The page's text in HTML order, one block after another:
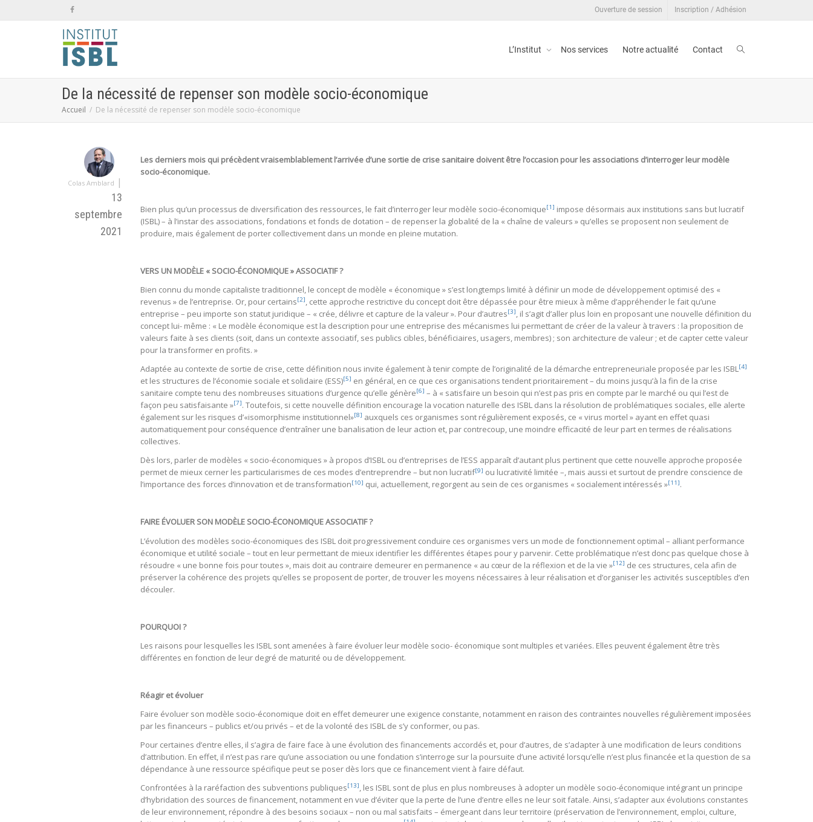
Ouverture de session Inscription / Adhésion
L’Institut Nos services Notre actualité Contact
De la nécessité de repenser son modèle socio-économique
Accueil De la nécessité de repenser son modèle socio-économique
Colas Amblard |
13
septembre
2021
Les derniers mois qui précèdent vraisemblablement l’arrivée d’une sortie de crise sanitaire doivent être l’occasion pour les associations d’interroger leur modèle
socio-économique.
Bien plus qu’un processus de diversification des ressources, le fait d’interroger leur modèle socio-économique[1] impose désormais aux institutions sans but lucratif
(ISBL) – à l’instar des associations, fondations et fonds de dotation – de repenser la globalité de la « chaîne de valeurs » qu’elles se proposent non seulement de
produire, mais également de porter collectivement dans un monde en pleine mutation.
VERS UN MODÈLE « SOCIO-ÉCONOMIQUE » ASSOCIATIF ?
Bien connu du monde capitaliste traditionnel, le concept de modèle « économique » s’est longtemps limité à définir un mode de développement optimisé des «
revenus » de l’entreprise. Or, pour certains[2], cette approche restrictive du concept doit être dépassée pour être mieux à même d’appréhender le fait qu’une
entreprise – peu importe son statut juridique – « crée, délivre et capture de la valeur ». Pour d’autres[3], il s’agit d’aller plus loin en proposant une nouvelle définition du
concept lui- même : « Le modèle économique est la description pour une entreprise des mécanismes lui permettant de créer de la valeur à travers : la proposition de
valeurs faite à ses clients (soit, dans un contexte associatif, ses publics cibles, bénéficiaires, usagers, membres) ; son architecture de valeur ; et de capter cette valeur
pour la transformer en profits. »
Adaptée au contexte de sortie de crise, cette définition nous invite également à tenir compte de l’originalité de la démarche entrepreneuriale proposée par les ISBL[4]
et les structures de l’économie sociale et solidaire (ESS)[5] en général, en ce que ces organisations tendent prioritairement – du moins jusqu’à la fin de la crise
sanitaire compte tenu des nombreuses situations d’urgence qu’elle génère[6] – à « satisfaire un besoin qui n’est pas pris en compte par le marché ou qui l’est de
façon peu satisfaisante »[7]. Toutefois, si cette nouvelle définition encourage la vocation naturelle des ISBL dans la résolution de problématiques sociales, elle alerte
également sur les risques d’«isomorphisme institutionnel»[8] auxquels ces organismes sont régulièrement exposés, ce « virus mortel » ayant en effet quasi
automatiquement pour conséquence d’entraîner une banalisation de leur action et, par contrecoup, une moindre efficacité de leur part en termes de réalisations
collectives.
Dès lors, parler de modèles « socio-économiques » à propos d’ISBL ou d’entreprises de l’ESS apparaît d’autant plus pertinent que cette nouvelle approche proposée
permet de mieux cerner les particularismes de ces modes d’entreprendre – but non lucratif[9] ou lucrativité limitée –, mais aussi et surtout de prendre conscience de
l’importance des forces d’innovation et de transformation[10] qui, actuellement, regorgent au sein de ces organismes « socialement intéressés »[11].
FAIRE ÉVOLUER SON MODÈLE SOCIO-ÉCONOMIQUE ASSOCIATIF ?
L’évolution des modèles socio-économiques des ISBL doit progressivement conduire ces organismes vers un mode de fonctionnement optimal – alliant performance
économique et utilité sociale – tout en leur permettant de mieux identifier les différentes étapes pour y parvenir. Cette problématique n’est donc pas quelque chose à
résoudre « une bonne fois pour toutes », mais doit au contraire demeurer en permanence « au cœur de la réflexion et de la vie »[12] de ces structures, cela afin de
préserver la cohérence des projets qu’elles se proposent de porter, de trouver les moyens nécessaires à leur réalisation et d’organiser les activités susceptibles d’en
découler.
POURQUOI ?
Les raisons pour lesquelles les ISBL sont amenées à faire évoluer leur modèle socio- économique sont multiples et variées. Elles peuvent également être très
différentes en fonction de leur degré de maturité ou de développement.
Réagir et évoluer
Faire évoluer son modèle socio-économique doit en effet demeurer une exigence constante, notamment en raison des contraintes nouvelles régulièrement imposées
par les financeurs – publics et/ou privés – et de la volonté des ISBL de s’y conformer, ou pas.
Pour certaines d’entre elles, il s’agira de faire face à une évolution des financements accordés et, pour d’autres, de s’adapter à une modification de leurs conditions
d’attribution. En effet, il n’est pas rare qu’une association ou une fondation s’interroge sur la poursuite d’une activité lorsqu’elle n’est plus financée et la question de sa
dépendance à une ressource spécifique peut se poser dès lors que ce financement vient à faire défaut.
Confrontées à la raréfaction des subventions publiques[13], les ISBL sont de plus en plus nombreuses à adopter un modèle socio-économique intégrant un principe
d’hybridation des sources de financement, notamment en vue d’éviter que la perte de l’une d’entre elles ne leur soit fatale. Ainsi, s’adapter aux évolutions constantes
de leur environnement, répondre à des besoins sociaux – non ou mal satisfaits – émergeant dans leur territoire (préservation de l’environnement, emploi, culture,